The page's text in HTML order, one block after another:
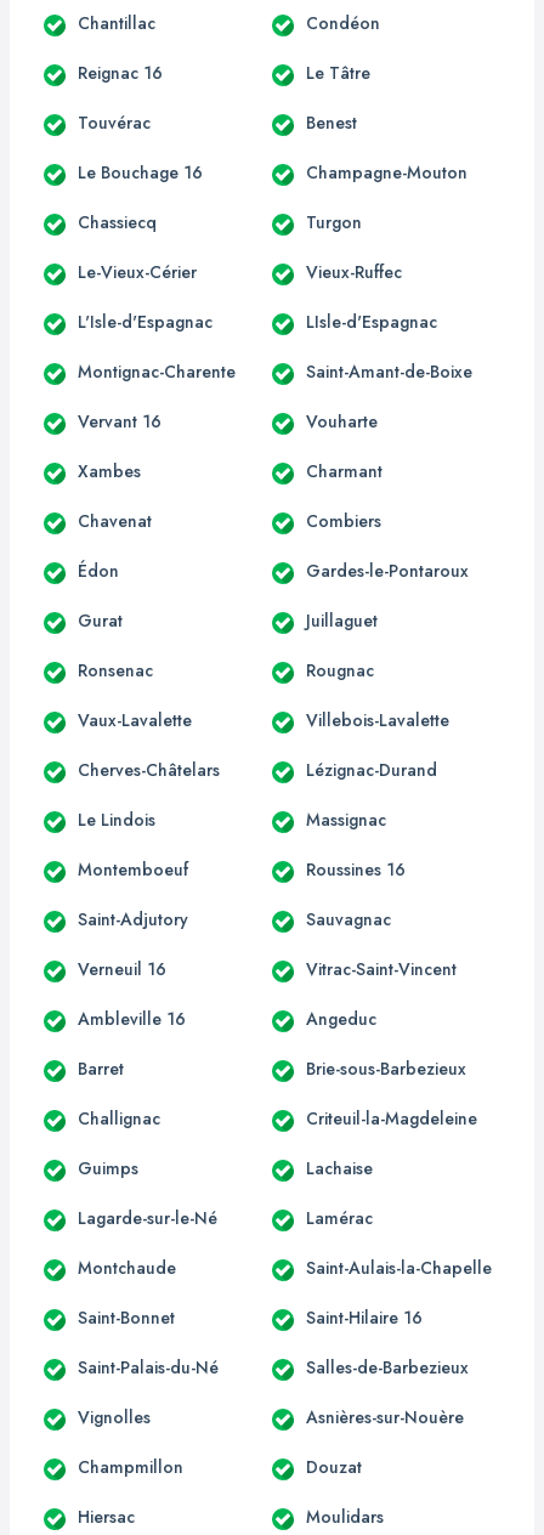
Chantillac Condéon
Reignac 16 Le Tâtre
Touvérac Benest
Le Bouchage 16 Champagne-Mouton
Chassiecq Turgon
Le-Vieux-Cérier Vieux-Ruffec
L'Isle-d'Espagnac LIsle-d'Espagnac
Montignac-Charente Saint-Amant-de-Boixe
Vervant 16 Vouharte
Xambes Charmant
Chavenat Combiers
Édon Gardes-le-Pontaroux
Gurat Juillaguet
Ronsenac Rougnac
Vaux-Lavalette Villebois-Lavalette
Cherves-Châtelars Lézignac-Durand
Le Lindois Massignac
Montemboeuf Roussines 16
Saint-Adjutory Sauvagnac
Verneuil 16 Vitrac-Saint-Vincent
Ambleville 16 Angeduc
Barret Brie-sous-Barbezieux
Challignac Criteuil-la-Magdeleine
Guimps Lachaise
Lagarde-sur-le-Né Lamérac
Montchaude Saint-Aulais-la-Chapelle
Saint-Bonnet Saint-Hilaire 16
Saint-Palais-du-Né Salles-de-Barbezieux
Vignolles Asnières-sur-Nouère
Champmillon Douzat
Hiersac Moulidars